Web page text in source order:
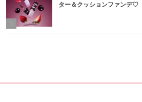
ター＆クッションファンデ♡